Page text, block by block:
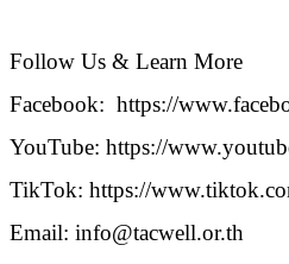
Follow Us & Learn More
Facebook: https://
YouTube: https://
TikTok: https://
Email: info@tacwell.or.th